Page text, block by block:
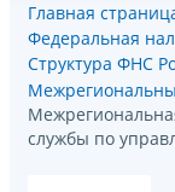
Главная
Федеральная
Структура ФНС
службы по